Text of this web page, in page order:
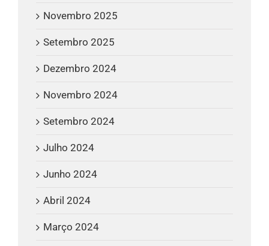
Novembro 2025
Setembro 2025
Dezembro 2024
Novembro 2024
Setembro 2024
Julho 2024
Junho 2024
Abril 2024
Março 2024